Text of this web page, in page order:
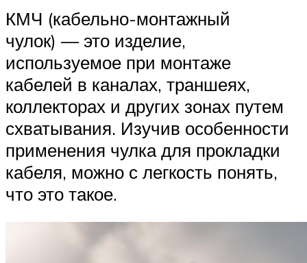
КМЧ (кабельно-монтажный
чулок) — это изделие,
используемое при монтаже
кабелей в каналах, траншеях,
коллекторах и других зонах путем
схватывания. Изучив особенности
применения чулка для прокладки
кабеля, можно с легкость понять,
что это такое.